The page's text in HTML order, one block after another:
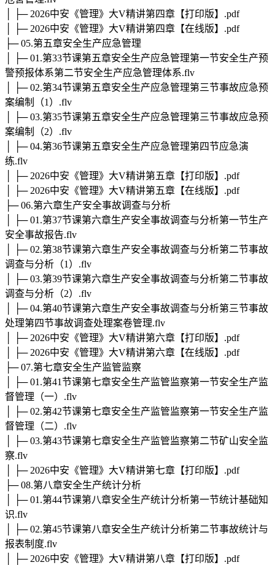
│ ├─ 2026中安《管理》大V精讲第四章【打印版】.pdf
│ ├─ 2026中安《管理》大V精讲第四章【在线版】.pdf
├─ 05.第五章安全生产应急管理
│ ├─ 01.第33节课第五章安全生产应急管理第一节安全生产预
警预报体系第二节安全生产应急管理体系.flv
│ ├─ 02.第34节课第五章安全生产应急管理第三节事故应急预
案编制（1）.flv
│ ├─ 03.第35节课第五章安全生产应急管理第三节事故应急预
案编制（2）.flv
│ ├─ 04.第36节课第五章安全生产应急管理第四节应急演
练.flv
│ ├─ 2026中安《管理》大V精讲第五章【打印版】.pdf
│ ├─ 2026中安《管理》大V精讲第五章【在线版】.pdf
├─ 06.第六章生产安全事故调查与分析
│ ├─ 01.第37节课第六章生产安全事故调查与分析第一节生产
安全事故报告.flv
│ ├─ 02.第38节课第六章生产安全事故调查与分析第二节事故
调查与分析（1）.flv
│ ├─ 03.第39节课第六章生产安全事故调查与分析第二节事故
调查与分析（2）.flv
│ ├─ 04.第40节课第六章生产安全事故调查与分析第三节事故
处理第四节事故调查处理案卷管理.flv
│ ├─ 2026中安《管理》大V精讲第六章【打印版】.pdf
│ ├─ 2026中安《管理》大V精讲第六章【在线版】.pdf
├─ 07.第七章安全生产监管监察
│ ├─ 01.第41节课第七章安全生产监管监察第一节安全生产监
督管理（一）.flv
│ ├─ 02.第42节课第七章安全生产监管监察第一节安全生产监
督管理（二）.flv
│ ├─ 03.第43节课第七章安全生产监管监察第二节矿山安全监
察.flv
│ ├─ 2026中安《管理》大V精讲第七章【打印版】.pdf
├─ 08.第八章安全生产统计分析
│ ├─ 01.第44节课第八章安全生产统计分析第一节统计基础知
识.flv
│ ├─ 02.第45节课第八章安全生产统计分析第二节事故统计与
报表制度.flv
│ ├─ 2026中安《管理》大V精讲第八章【打印版】.pdf